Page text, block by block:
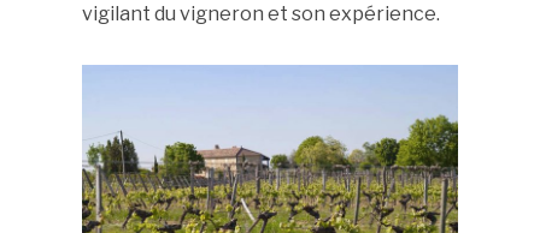
vigilant du vigneron et son expérience.